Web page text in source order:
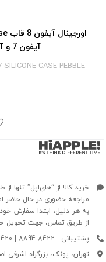
آیفون 7 و آیفون 8 – خاکستری روشن
SILICONE CASE PEBBLE
خرید کالا از “های‌اپل” تنها
مراجعه حضوری در حال حاضر
به هر دلیل، ابتدا سفارش
از طریق تماس، جهت تحویل
پشتیبانی : 8422 8894 | 8420 8894 – 021